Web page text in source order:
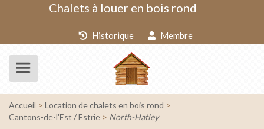
Chalets à louer en bois rond
Historique Membre
Accueil
Location de chalets en bois rond
Cantons-de-l'Est / Estrie
North-Hatley